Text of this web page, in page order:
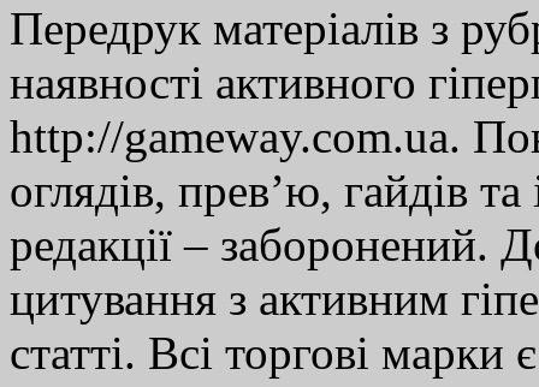
Передрук матеріалів з
наявності активного
http://gameway.com.ua.
оглядів, прев’ю, гайдів
редакції – заборонений.
цитування з активним
статті. Всі торгові марки